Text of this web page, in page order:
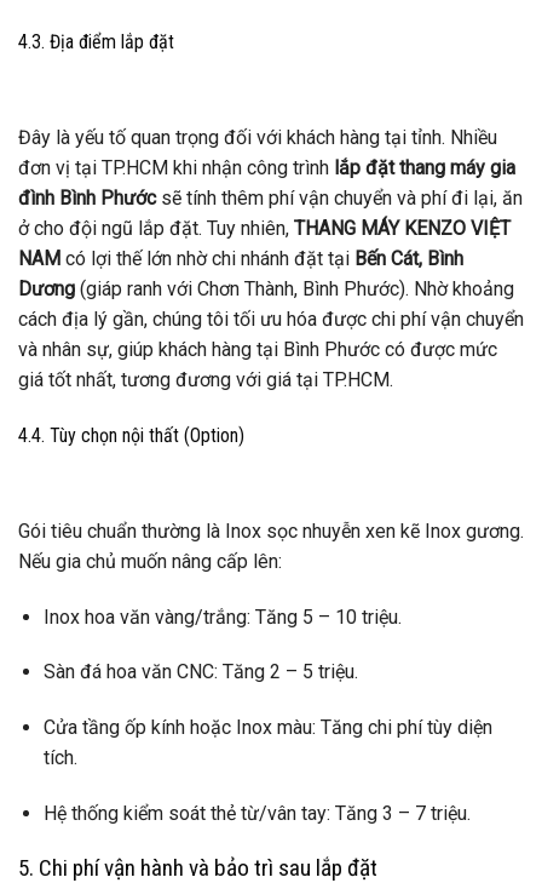
4.3. Địa điểm lắp đặt
Đây là yếu tố quan trọng đối với khách hàng tại tỉnh. Nhiều
đơn vị tại TP.HCM khi nhận công trình lắp đặt thang máy gia
đình Bình Phướcsẽ tính thêm phí vận chuyển và phí đi lại, ăn
ở cho đội ngũ lắp đặt. Tuy nhiên, THANG MÁY KENZO VIỆT
NAM có lợi thế lớn nhờ chi nhánh đặt tại Bến Cát, Bình
Dương (giáp ranh với Chơn Thành, Bình Phước). Nhờ khoảng
cách địa lý gần, chúng tôi tối ưu hóa được chi phí vận chuyển
và nhân sự, giúp khách hàng tại Bình Phước có được mức
giá tốt nhất, tương đương với giá tại TP.HCM.
4.4. Tùy chọn nội thất (Option)
Gói tiêu chuẩn thường là Inox sọc nhuyễn xen kẽ Inox gương.
Nếu gia chủ muốn nâng cấp lên:
Inox hoa văn vàng/trắng: Tăng 5 – 10 triệu.
Sàn đá hoa văn CNC: Tăng 2 – 5 triệu.
Cửa tầng ốp kính hoặc Inox màu: Tăng chi phí tùy diện
tích.
Hệ thống kiểm soát thẻ từ/vân tay: Tăng 3 – 7 triệu.
5. Chi phí vận hành và bảo trì sau lắp đặt